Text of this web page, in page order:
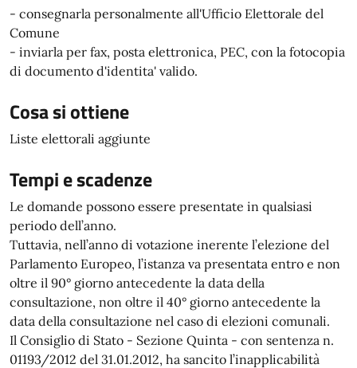
- consegnarla personalmente all'Ufficio Elettorale del
Comune
- inviarla per fax, posta elettronica, PEC, con la fotocopia
di documento d'identita' valido.
Cosa si ottiene
Liste elettorali aggiunte
Tempi e scadenze
Le domande possono essere presentate in qualsiasi
periodo dell’anno.
Tuttavia, nell’anno di votazione inerente l’elezione del
Parlamento Europeo, l’istanza va presentata entro e non
oltre il 90° giorno antecedente la data della
consultazione, non oltre il 40° giorno antecedente la
data della consultazione nel caso di elezioni comunali.
Il Consiglio di Stato - Sezione Quinta - con sentenza n.
01193/2012 del 31.01.2012, ha sancito l’inapplicabilità